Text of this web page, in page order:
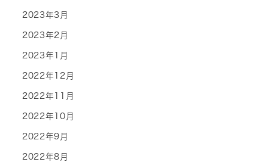
2023年3月
2023年2月
2023年1月
2022年12月
2022年11月
2022年10月
2022年9月
2022年8月